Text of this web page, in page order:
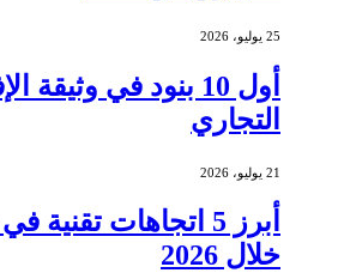
25 يوليو، 2026
أول 10 بنود في
التجاري
21 يوليو، 2026
أبرز 5 اتجاهات تقنية
خلال 2026